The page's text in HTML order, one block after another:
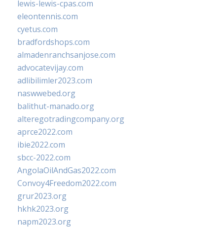
lewis-lewis-cpas.com
eleontennis.com
cyetus.com
bradfordshops.com
almadenranchsanjose.com
advocatevijay.com
adlibilimler2023.com
naswwebed.org
balithut-manado.org
alteregotradingcompany.org
aprce2022.com
ibie2022.com
sbcc-2022.com
AngolaOilAndGas2022.com
Convoy4Freedom2022.com
grur2023.org
hkhk2023.org
napm2023.org